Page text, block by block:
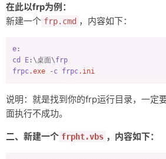
友链
在此以frp为例：
新建一个 frp.cmd ，内容如下：
e
cd
E :\桌面\frp
frpc.exe -c frpc.ini
说明：就是找到你的frp运行目录，一定
面执行不成功。
二、新建一个 frpht.vbs ，内容如下：